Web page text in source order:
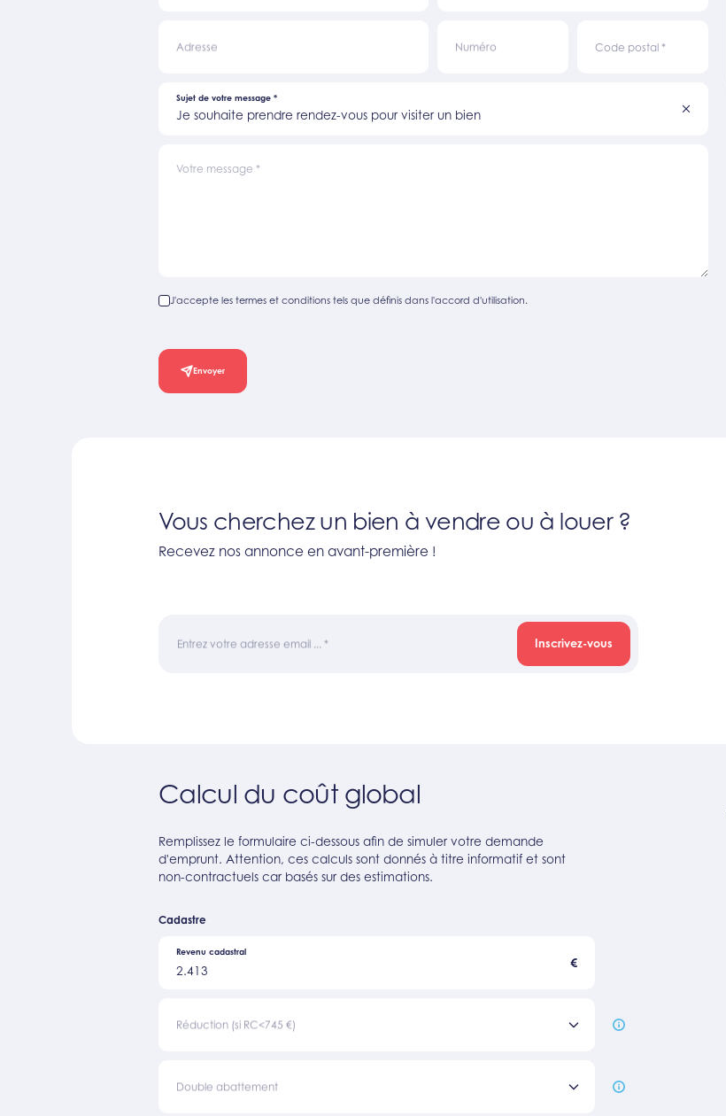
Adresse Numéro Code postal *
Sujet de votre message*
Je souhaite prendre rendez-vous pour visiter un bien
Votre message *
J'accepte les termes et conditions tels que définis dans l'accord d'utilisation.
Envoyer
Vous cherchez un bien à vendre ou à louer ?
Recevez nos annonce en avant-première !
Entrez votre adresse email ... * Inscrivez-vous
Calcul du coût global
Remplissez le formulaire ci-dessous afin de simuler votre demande
d'emprunt. Attention, ces calculs sont donnés à titre informatif et sont
non-contractuels car basés sur des estimations.
Cadastre
2.413
Revenu cadastral
€
Réduction (si RC<745 €)
Double abattement